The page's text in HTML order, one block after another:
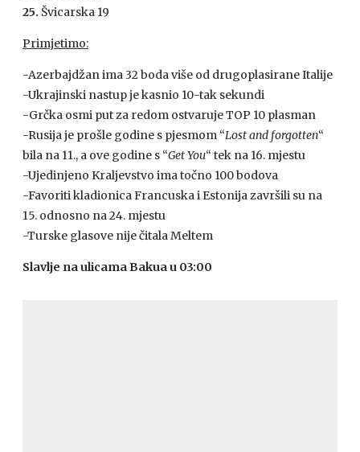
25. Švicarska 19
Primjetimo:
-Azerbajdžan ima 32 boda više od drugoplasirane Italije
-Ukrajinski nastup je kasnio 10-tak sekundi
-Grčka osmi put za redom ostvarujeTOP 10 plasman
-Rusija je prošle godine s pjesmom “Lost and forgotten“
bila na 11., a ove godine s “Get You“ tek na 16. mjestu
-Ujedinjeno Kraljevstvo ima točno 100 bodova
-Favoriti kladionica Francuska i Estonija završili su na
15. odnosno na 24. mjestu
-Turske glasove nije čitala Meltem
Slavlje na ulicama Bakua u 03:00